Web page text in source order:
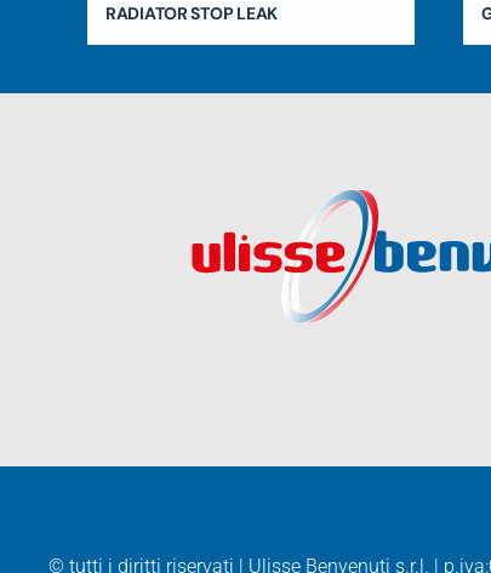
RADIATOR STOP LEAK
© tutti i diritti riservati | Ulisse Benvenuti s.r.l. | p.iva: